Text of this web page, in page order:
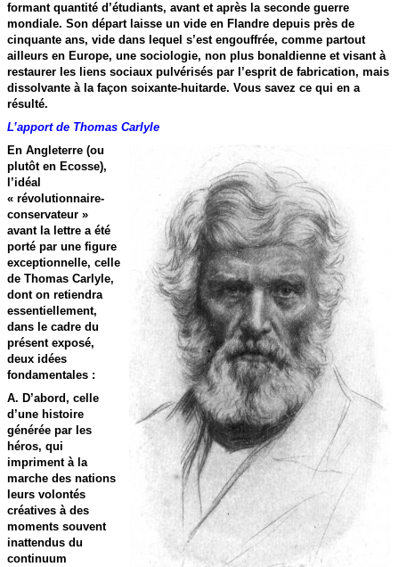
formant quantité d’étudiants, avant et après la seconde guerre
mondiale. Son départ laisse un vide en Flandre depuis près de
cinquante ans, vide dans lequel s’est engouffrée, comme partout
ailleurs en Europe, une sociologie, non plus bonaldienne et visant à
restaurer les liens sociaux pulvérisés par l’esprit de fabrication, mais
dissolvante à la façon soixante-huitarde. Vous savez ce qui en a
résulté.
L’apport de Thomas Carlyle
En Angleterre (ou
plutôt en Ecosse),
l’idéal
« révolutionnaire-
conservateur »
avant la lettre a été
porté par une figure
exceptionnelle, celle
de Thomas Carlyle,
dont on retiendra
essentiellement,
dans le cadre du
présent exposé,
deux idées
fondamentales :
A. D’abord, celle
d’une histoire
générée par les
héros, qui
impriment à la
marche des nations
leurs volontés
créatives à des
moments souvent
inattendus du
continuum